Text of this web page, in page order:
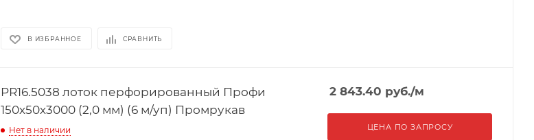
В ИЗБРАННОЕ СРАВНИТЬ
PR16.5038 лоток перфорированный Профи
150х50х3000 (2,0 мм) (6 м/уп) Промрукав
Нет в наличии
2 843.40 руб./м
ЦЕНА ПО ЗАПРОСУ